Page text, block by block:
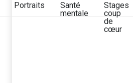
Portraits
Santé
mentale
Stages
coup
de
cœur